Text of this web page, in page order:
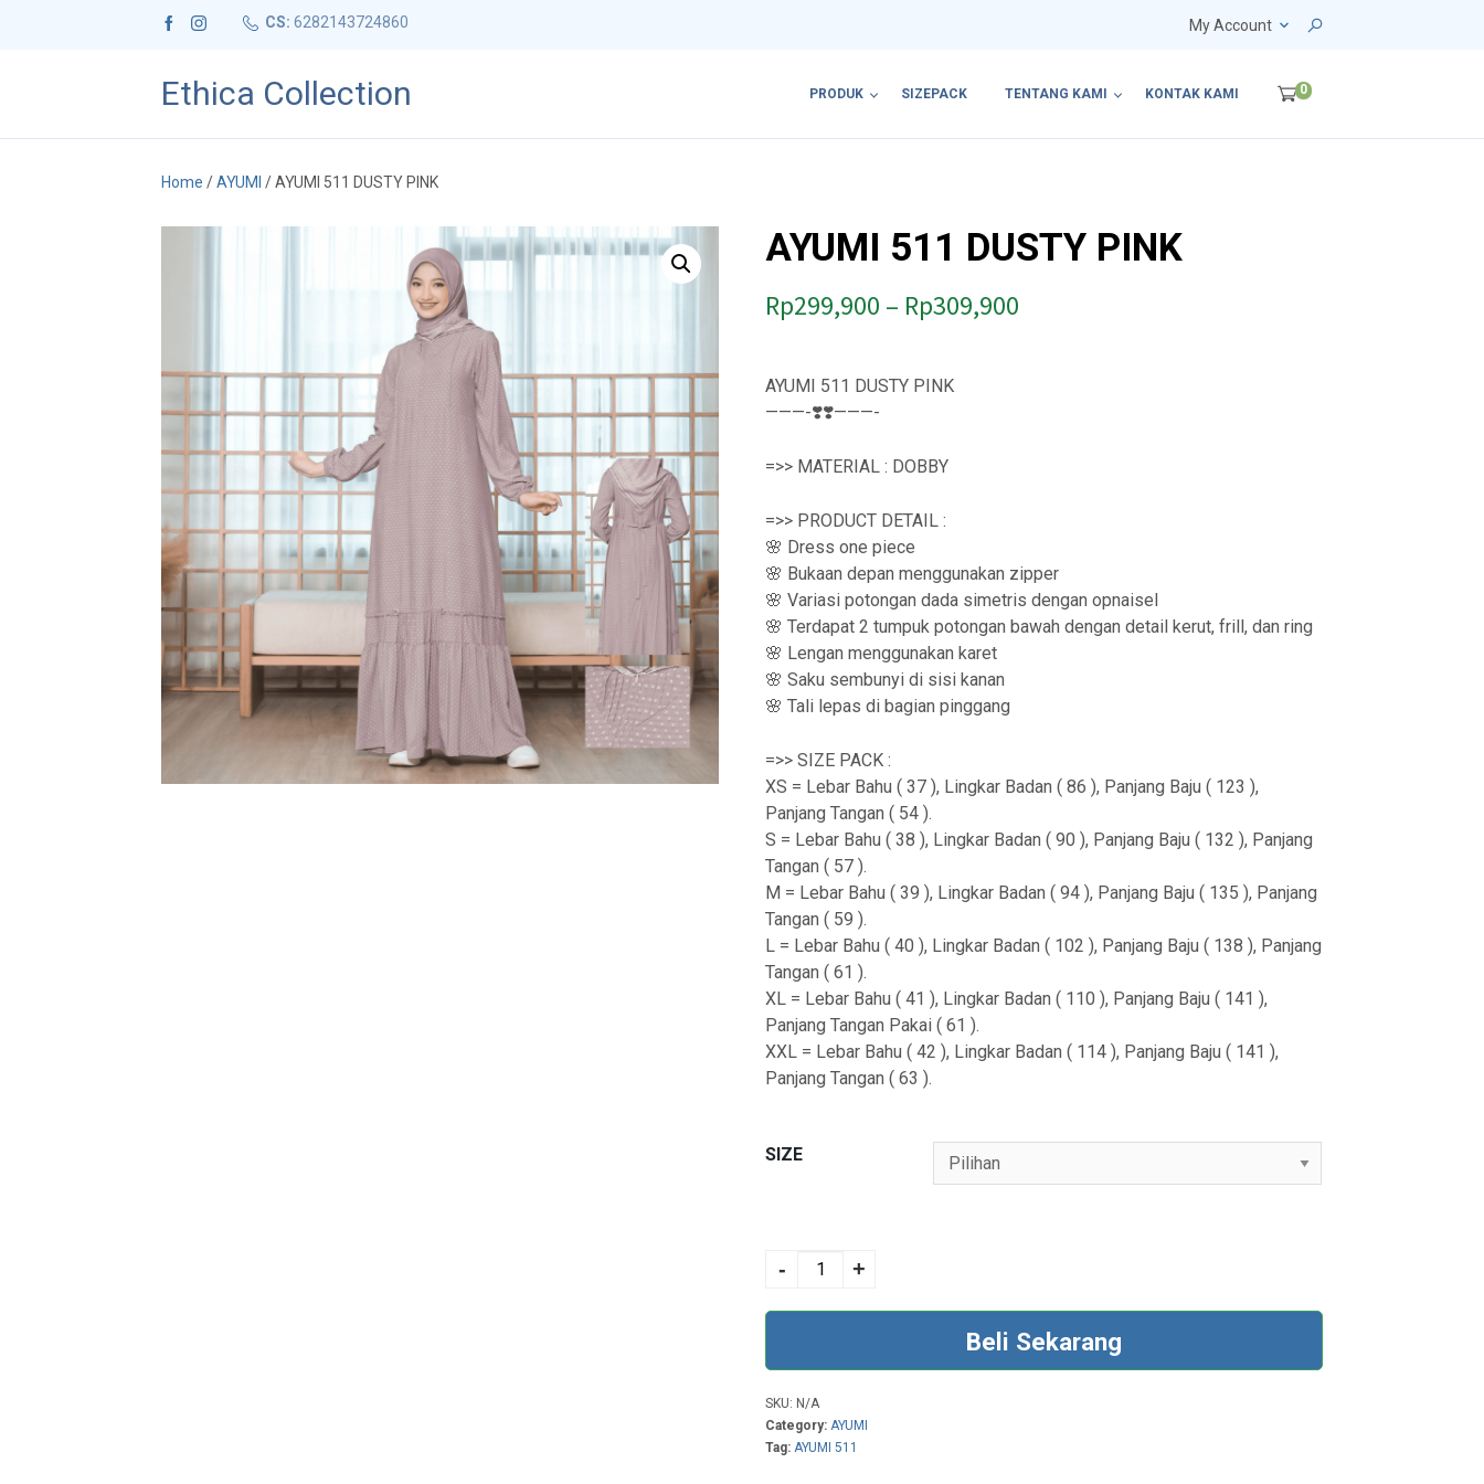
CS: 6282143724860 My Account
Ethica Collection PRODUK SIZEPACK TENTANG KAMI KONTAK KAMI 0
Home /AYUMI / AYUMI 511 DUSTY PINK
AYUMI 511 DUSTY PINK
Rp299,900 – Rp309,900
g
e
9
9
9
0
t
h
u
g
3
0
AYUMI 511 DUSTY PINK
———-❣️❣️———-
=>> MATERIAL : DOBBY
=>> PRODUCT DETAIL :
🌸 Dress one piece
🌸 Bukaan depan menggunakan zipper
🌸 Variasi potongan dada simetris dengan opnaisel
🌸 Terdapat 2 tumpuk potongan bawah dengan detail kerut, frill, dan ring
🌸 Lengan menggunakan karet
🌸 Saku sembunyi di sisi kanan
🌸 Tali lepas di bagian pinggang
=>> SIZE PACK :
XS = Lebar Bahu ( 37 ), Lingkar Badan ( 86 ), Panjang Baju ( 123 ),
Panjang Tangan ( 54 ).
S = Lebar Bahu ( 38 ), Lingkar Badan ( 90 ), Panjang Baju ( 132 ), Panjang
Tangan ( 57 ).
M = Lebar Bahu ( 39 ), Lingkar Badan ( 94 ), Panjang Baju ( 135 ), Panjang
Tangan ( 59 ).
L = Lebar Bahu ( 40 ), Lingkar Badan ( 102 ), Panjang Baju ( 138 ), Panjang
Tangan ( 61 ).
XL = Lebar Bahu ( 41 ), Lingkar Badan ( 110 ), Panjang Baju ( 141 ),
Panjang Tangan Pakai ( 61 ).
XXL = Lebar Bahu ( 42 ), Lingkar Badan ( 114 ), Panjang Baju ( 141 ),
Panjang Tangan ( 63 ).
SIZE
PINK quantity
- +
Beli Sekarang
SKU: N/A
Category:AYUMI
Tag:AYUMI 511